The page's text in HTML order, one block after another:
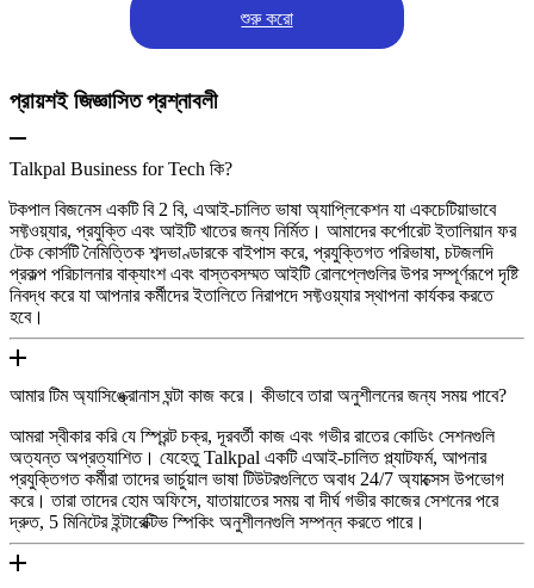
শুরু করো
প্রায়শই জিজ্ঞাসিত প্রশ্নাবলী
Talkpal Business for Tech কি?
টকপাল বিজনেস একটি বি 2 বি, এআই-চালিত ভাষা অ্যাপ্লিকেশন যা একচেটিয়াভাবে
সফ্টওয়্যার, প্রযুক্তি এবং আইটি খাতের জন্য নির্মিত। আমাদের কর্পোরেট ইতালিয়ান ফর
টেক কোর্সটি নৈমিত্তিক শব্দভাণ্ডারকে বাইপাস করে, প্রযুক্তিগত পরিভাষা, চটজলদি
প্রকল্প পরিচালনার বাক্যাংশ এবং বাস্তবসম্মত আইটি রোলপ্লেগুলির উপর সম্পূর্ণরূপে দৃষ্টি
নিবদ্ধ করে যা আপনার কর্মীদের ইতালিতে নিরাপদে সফ্টওয়্যার স্থাপনা কার্যকর করতে
হবে।
আমার টিম অ্যাসিঙ্ক্রোনাস ঘন্টা কাজ করে। কীভাবে তারা অনুশীলনের জন্য সময় পাবে?
আমরা স্বীকার করি যে স্প্রিন্ট চক্র, দূরবর্তী কাজ এবং গভীর রাতের কোডিং সেশনগুলি
অত্যন্ত অপ্রত্যাশিত। যেহেতু Talkpal একটি এআই-চালিত প্ল্যাটফর্ম, আপনার
প্রযুক্তিগত কর্মীরা তাদের ভার্চুয়াল ভাষা টিউটরগুলিতে অবাধ 24/7 অ্যাক্সেস উপভোগ
করে। তারা তাদের হোম অফিসে, যাতায়াতের সময় বা দীর্ঘ গভীর কাজের সেশনের পরে
দ্রুত, 5 মিনিটের ইন্টারেক্টিভ স্পিকিং অনুশীলনগুলি সম্পন্ন করতে পারে।